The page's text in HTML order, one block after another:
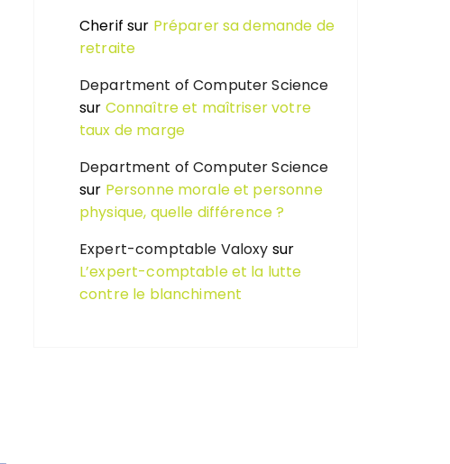
Cherif sur Préparer sa demande de
retraite
Department of Computer Science
sur Connaître et maîtriser votre
taux de marge
Department of Computer Science
sur Personne morale et personne
physique, quelle différence ?
Expert-comptable Valoxy sur
L’expert-comptable et la lutte
contre le blanchiment